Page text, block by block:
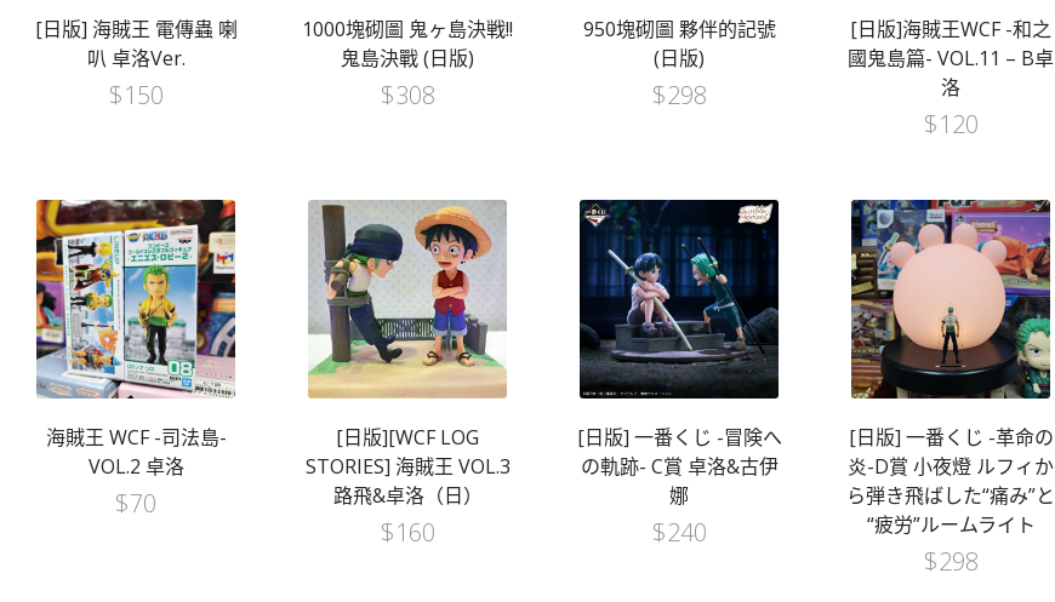
[日版] 海賊王 電傳蟲 喇
叭 卓洛Ver.
$150
1000塊砌圖 鬼ヶ島決戦!!
鬼島決戰 (日版)
$308
950塊砌圖 夥伴的記號
(日版)
$298
[日版]海賊王WCF -和之
國鬼島篇- VOL.11 – B卓
洛
$120
海賊王 WCF -司法島-
VOL.2 卓洛
$70
[日版][WCF LOG
STORIES] 海賊王 VOL.3
路飛&卓洛（日）
$160
[日版] 一番くじ -冒険へ
の軌跡- C賞 卓洛&古伊
娜
$240
[日版] 一番くじ -革命の
炎-D賞 小夜燈 ルフィか
ら弾き飛ばした“痛み”と
“疲労”ルームライト
$298